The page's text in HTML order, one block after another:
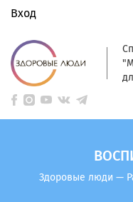
Вход
Здоровые люди —